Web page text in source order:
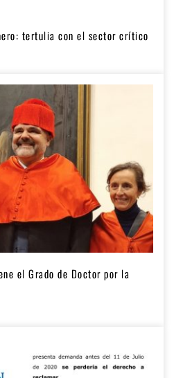
tertulia con el sector crítico
el Grado de Doctor por la